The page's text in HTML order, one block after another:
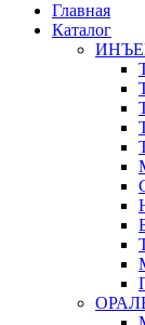
Главная
Каталог